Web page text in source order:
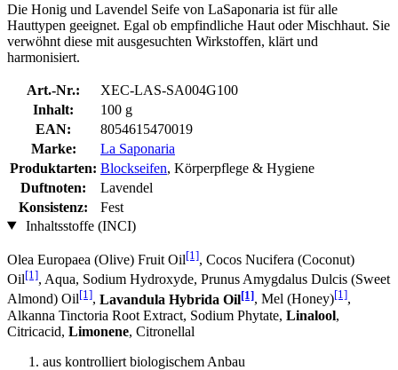
Die Honig und Lavendel Seife von LaSaponaria ist für alle
Hauttypen geeignet. Egal ob empfindliche Haut oder Mischhaut. Sie
verwöhnt diese mit ausgesuchten Wirkstoffen, klärt und
harmonisiert.
Art.-Nr.:
XEC-LAS-SA004G100
Inhalt:
100 g
EAN:
8054615470019
Marke:
La Saponaria
Produktarten: Blockseifen, Körperpflege & Hygiene
Duftnoten:
Lavendel
Konsistenz:
Fest
Inhaltsstoffe (INCI)
Olea Europaea (Olive) Fruit Oil[1], Cocos Nucifera (Coconut)
Oil[1], Aqua, Sodium Hydroxyde, Prunus Amygdalus Dulcis (Sweet
Almond) Oil[1], Lavandula Hybrida Oil[1], Mel (Honey)[1],
Alkanna Tinctoria Root Extract, Sodium Phytate, Linalool,
Citricacid, Limonene, Citronellal
aus kontrolliert biologischem Anbau